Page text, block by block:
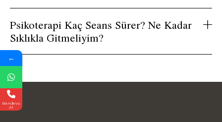
Psikoterapi Kaç Seans Sürer? Ne Kadar
Sıklıkla Gitmeliyim?
←
Randevu
Al